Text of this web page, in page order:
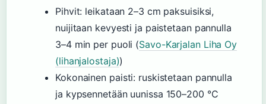
Pihvit: leikataan 2–3 cm paksuisiksi,
nuijitaan kevyesti ja paistetaan pannulla
3–4 min per puoli (Savo-Karjalan Liha Oy
(lihanjalostaja))
Kokonainen paisti: ruskistetaan pannulla
ja kypsennetään uunissa 150–200 °C